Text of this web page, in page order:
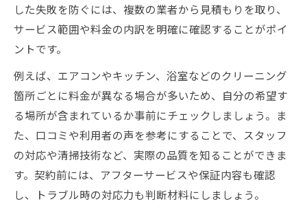
女性に支持されるハウスクリーニングの理
由
ハウスクリーニングで家事負担を減らすポイン
ト
家事時間を短縮するハウスクリーニング活
用法
負担軽減のための賢い依頼タイミング
ハウスクリーニングで衛生的な住環境を維
持
プロ活用で叶える家事負担の軽減術
した失敗を防ぐには、複数の業者から見積もりを取り、
サービス範囲や料金の内訳を明確に確認することがポイ
ントです。
例えば、エアコンやキッチン、浴室などのクリーニング
箇所ごとに料金が異なる場合が多いため、自分の希望す
る場所が含まれているか事前にチェックしましょう。ま
た、口コミや利用者の声を参考にすることで、スタッフ
の対応や清掃技術など、実際の品質を知ることができま
す。契約前には、アフターサービスや保証内容も確認
し、トラブル時の対応力も判断材料にしましょう。